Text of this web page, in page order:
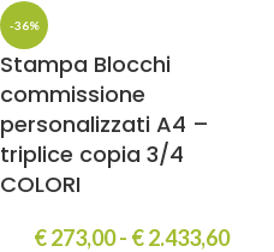
-36%
Stampa Blocchi
commissione
personalizzati A4 –
triplice copia 3/4
COLORI
€273,00- €2.433,60